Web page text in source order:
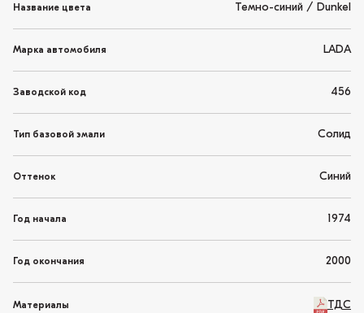
Название цвета Темно-синий / Dunkel
Марка автомобиля LADA
Заводской код 456
Тип базовой эмали Солид
Оттенок Синий
Год начала 1974
Год окончания 2000
Материалы ТДС